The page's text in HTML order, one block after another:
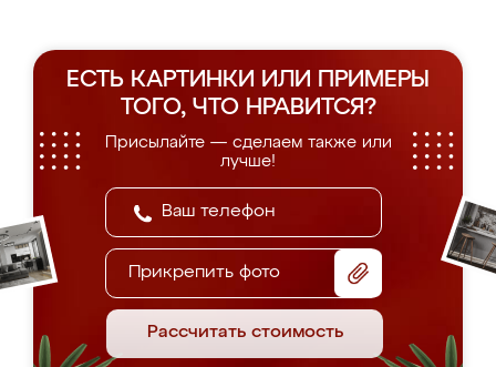
ЕСТЬ КАРТИНКИ ИЛИ ПРИМЕРЫ
ТОГО, ЧТО НРАВИТСЯ?
Присылайте — сделаем также или
лучше!
Прикрепить фото
Рассчитать стоимость